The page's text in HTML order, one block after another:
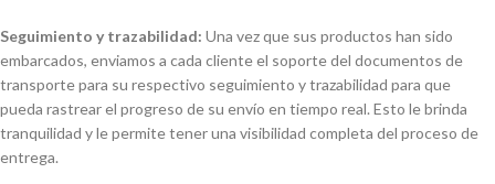
Seguimiento y trazabilidad: Una vez que sus productos han sido
embarcados, enviamos a cada cliente el soporte del documentos de
transporte para su respectivo seguimiento y trazabilidad para que
pueda rastrear el progreso de su envío en tiempo real. Esto le brinda
tranquilidad y le permite tener una visibilidad completa del proceso de
entrega.